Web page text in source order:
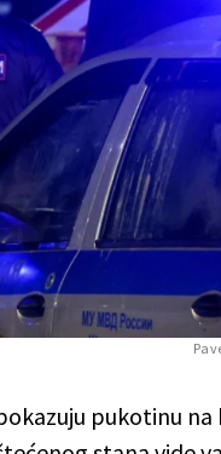
pukotinu